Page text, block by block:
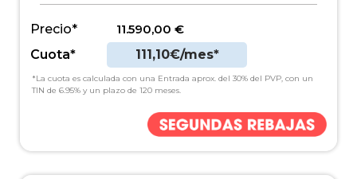
Precio* 11.590,00 €
Cuota*
111,10€/mes*
*La cuota es calculada con una Entrada aprox. del 30% del PVP, con un
TIN de 6.95% y un plazo de 120 meses.